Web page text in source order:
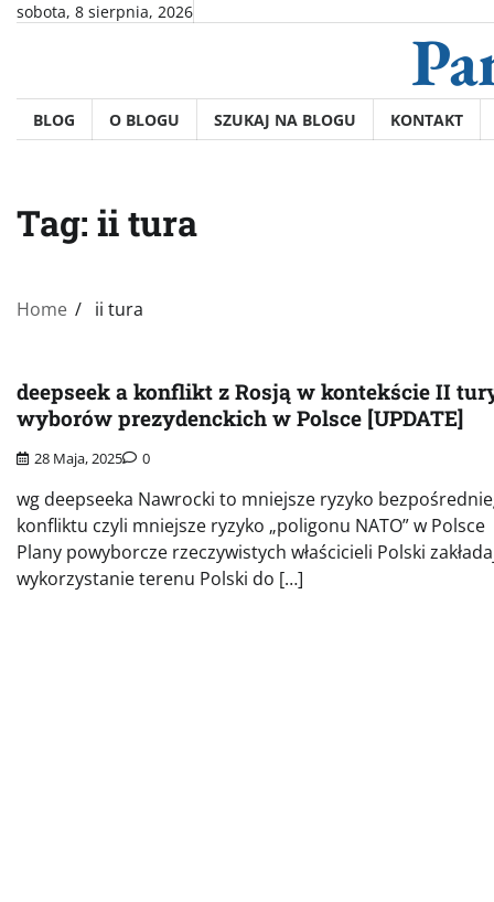
Skipsobota, 8 sierpnia, 2026
BLOG O BLOGU SZUKAJ NA BLOGU KONTAKT
Tag: ii tura
Home ii tura
deepseek a konflikt z Rosją w kontekście II
wyborów prezydenckich w Polsce [UPDATE]
28 Maja, 2025 0
wg deepseeka Nawrocki to mniejsze ryzyko
konfliktu czyli mniejsze ryzyko „poligonu NATO” w Polsce
Plany powyborcze rzeczywistych właścicieli Polski
wykorzystanie terenu Polski do […]